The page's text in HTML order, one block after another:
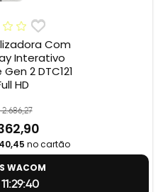
Com
Interativo
2 DTC121
HD
no cartão
WACOM